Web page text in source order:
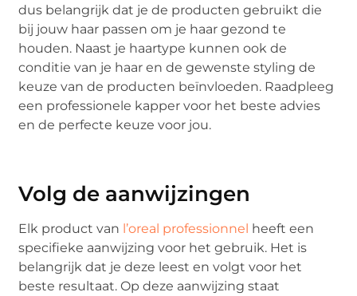
dus belangrijk dat je de producten gebruikt die
bij jouw haar passen om je haar gezond te
houden. Naast je haartype kunnen ook de
conditie van je haar en de gewenste styling de
keuze van de producten beïnvloeden. Raadpleeg
een professionele kapper voor het beste advies
en de perfecte keuze voor jou.
Volg de aanwijzingen
Elk product van l’oreal professionnel heeft een
specifieke aanwijzing voor het gebruik. Het is
belangrijk dat je deze leest en volgt voor het
beste resultaat. Op deze aanwijzing staat